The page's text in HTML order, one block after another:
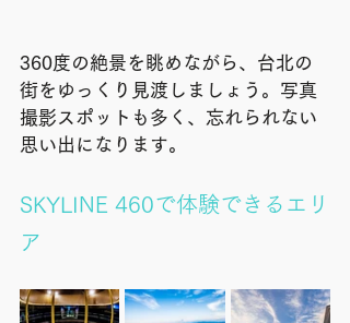
360度の絶景を眺めながら、台北の
街をゆっくり見渡しましょう。写真
撮影スポットも多く、忘れられない
思い出になります。
SKYLINE 460で体験できるエリ
ア